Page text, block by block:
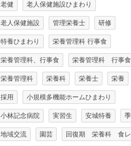
老健 老人保健施設ひまわり
老人保健施設 管理栄養士 研修
特養ひまわり 栄養管理科 行事食
栄養管理科、行事食 栄養管理科 行事食
栄養管理科 栄養科 栄養士 栄養
採用 小規模多機能ホームひまわり
小林記念病院 実習生 安城特養
地域交流 園芸 回復期 栄養科 食レ